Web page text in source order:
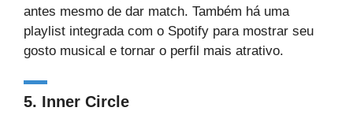
antes mesmo de dar match. Também há uma
playlist integrada com o Spotify para mostrar seu
gosto musical e tornar o perfil mais atrativo.
5. Inner Circle